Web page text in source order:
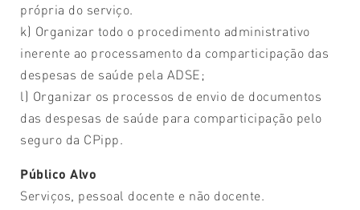
própria do serviço.
k) Organizar todo o procedimento administrativo
inerente ao processamento da comparticipação das
despesas de saúde pela ADSE;
l) Organizar os processos de envio de documentos
das despesas de saúde para comparticipação pelo
seguro da CPipp.
Público Alvo
Serviços, pessoal docente e não docente.